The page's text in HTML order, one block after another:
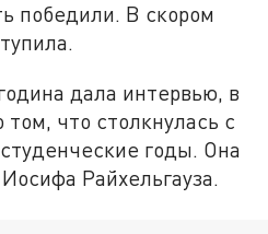
победили. В скором
дала интервью, в
том, что столкнулась с
годы. Она
Райхельгауза.